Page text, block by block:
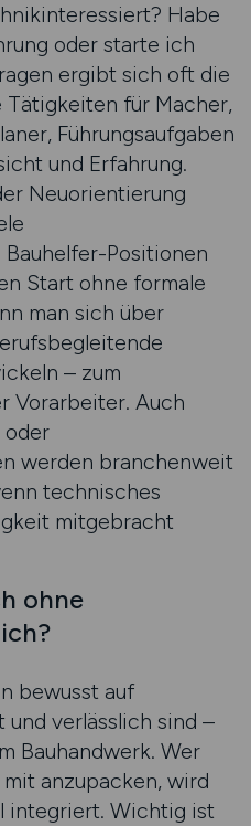
Habe
oder starte ich
ergibt sich oft die
für Macher,
Führungsaufgaben
und Erfahrung.
Neuorientierung
Positionen
Start ohne formale
man sich über
– zum
Vorarbeiter. Auch
oder
werden branchenweit
technisches
mitgebracht
ohne
bewusst auf
verlässlich sind –
Bauhandwerk. Wer
anzupacken, wird
integriert. Wichtig ist